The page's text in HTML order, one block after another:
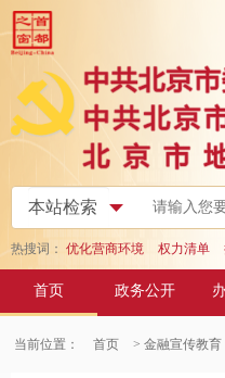
热搜词： 优化营商环境 权力清单
首页 政务公开
当前位置： 首页 > 金融宣传教育